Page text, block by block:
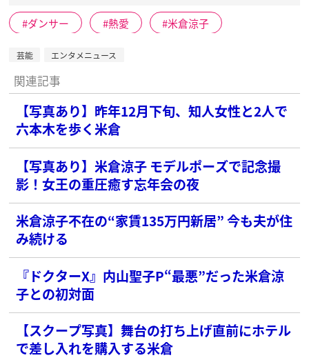
ダンサー 熱愛 米倉涼子
芸能 エンタメニュース
関連記事
【写真あり】昨年12月下旬、知人女性と2人で
六本木を歩く米倉
【写真あり】米倉涼子 モデルポーズで記念撮
影！女王の重圧癒す忘年会の夜
米倉涼子不在の“家賃135万円新居” 今も夫が住
み続ける
『ドクターX』内山聖子P“最悪”だった米倉涼
子との初対面
【スクープ写真】舞台の打ち上げ直前にホテル
で差し入れを購入する米倉